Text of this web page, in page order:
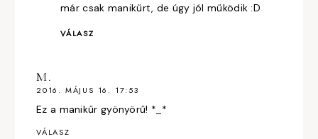
már csak manikűrt, de úgy jól működik :D
VÁLASZ
M.
2016. MÁJUS 16. 17:53
Ez a manikűr gyönyörű! *_*
VÁLASZ